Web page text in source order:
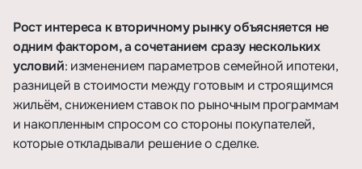
Рост интереса к вторичному рынку объясняется не
одним фактором, а сочетанием сразу нескольких
условий: изменением параметров семейной ипотеки,
разницей в стоимости между готовым и строящимся
жильём, снижением ставок по рыночным программам
и накопленным спросом со стороны покупателей,
которые откладывали решение о сделке.